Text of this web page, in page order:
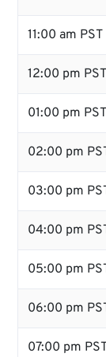
11:00 am PST
12:00 pm
01:00 pm PST
02:00 pm
03:00 pm
04:00 pm
05:00 pm
06:00 pm
07:00 pm